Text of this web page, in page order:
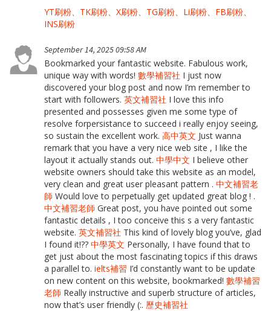
YT刷粉、TK刷粉、X刷粉、TG刷粉、Li刷粉、FB刷粉、
INS刷粉
September 14, 2025 09:58 AM
Bookmarked your fantastic website. Fabulous work,
unique way with words! 數學補習社 I just now
discovered your blog post and now I’m remember to
start with followers. 英文補習社 I love this info
presented and possesses given me some type of
resolve forpersistance to succeed i really enjoy seeing,
so sustain the excellent work. 高中英文 Just wanna
remark that you have a very nice web site , I like the
layout it actually stands out. 中學中文 I believe other
website owners should take this website as an model,
very clean and great user pleasant pattern . 中文補習老
師 Would love to perpetually get updated great blog ! .
中文補習老師 Great post, you have pointed out some
fantastic details , I too conceive this s a very fantastic
website. 英文補習社 This kind of lovely blog you’ve, glad
I found it!?? 中學英文 Personally, I have found that to
get just about the most fascinating topics if this draws
a parallel to. ielts補習 I’d constantly want to be update
on new content on this website, bookmarked! 數學補習
老師 Really instructive and superb structure of articles,
now that’s user friendly (:. 歷史補習社